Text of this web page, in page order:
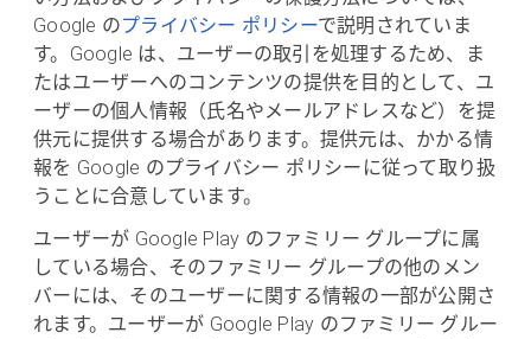
Google のプライバシー ポリシーで説明されていま
す。Google は、ユーザーの取引を処理するため、ま
たはユーザーへのコンテンツの提供を目的として、ユ
ーザーの個人情報（氏名やメールアドレスなど）を提
供元に提供する場合があります。提供元は、かかる情
報を Google のプライバシー ポリシーに従って取り扱
うことに合意しています。
ユーザーが Google Play のファミリー グループに属
している場合、そのファミリー グループの他のメン
バーには、そのユーザーに関する情報の一部が公開さ
れます。ユーザーが Google Play のファミリー グルー